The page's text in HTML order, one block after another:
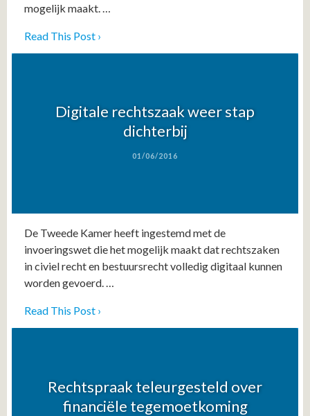
mogelijk maakt. …
Read This Post ›
Digitale rechtszaak weer stap
dichterbij
01/06/2016
De Tweede Kamer heeft ingestemd met de
invoeringswet die het mogelijk maakt dat rechtszaken
in civiel recht en bestuursrecht volledig digitaal kunnen
worden gevoerd. …
Read This Post ›
Rechtspraak teleurgesteld over
financiële tegemoetkoming